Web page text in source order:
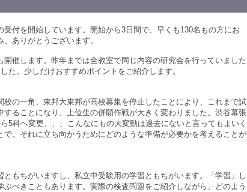
付を開始しています。開始から3日間で、早くも130名もの方にお
ありがとうございます。
催します。昨年までは全教室で同じ内容の研究会を行っていました
た。少しだけおすすめポイントをご紹介します。
の一角、東邦大東邦が高校募集を停止したことにより、これまで試
ることになり、上位生の併願作戦が大きく変わりました。渋谷幕張
5科へ変更、、、こんなにもの大変動は過去にないと言ってもよいく
、それに立ち向かうためにどのような準備が必要かを考えることが
もちがいますし、私立中受験用の学習ともちがいます。「学習」し
べきこともあります。実際の検査問題をご紹介しながら、どのよう